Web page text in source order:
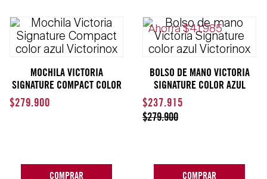
MOCHILA VICTORIA
SIGNATURE COMPACT COLOR
AZUL VICTORINOX
$279.900
COMPRAR
Ahorra$41.985
BOLSO DE MANO VICTORIA
SIGNATURE COLOR AZUL
VICTORINOX
$237.915
$279.900
COMPRAR